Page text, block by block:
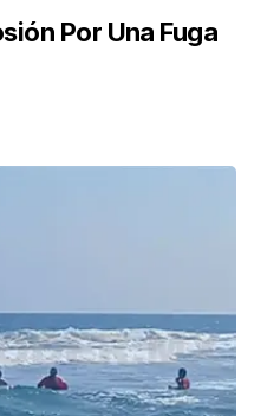
Por Una Fuga